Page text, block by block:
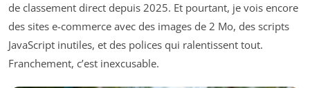
de classement direct depuis 2025. Et pourtant, je vois encore
des sites e-commerce avec des images de 2 Mo, des scripts
JavaScript inutiles, et des polices qui ralentissent tout.
Franchement, c’est inexcusable.